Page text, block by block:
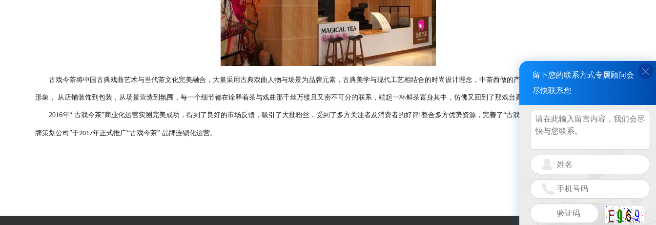
古戏今茶将中国古典戏曲艺术与当代茶文化完美融合，大量采用古典戏曲人物与场景为品牌元素，古典美学与现代工艺相结合的时尚设计理念，中茶西做的产品开发思路，打造别具- 格的品牌
形象， 从店铺装饰到包装，从场景营造到氛围，每一个细节都在诠释着茶与戏曲那千丝万缕且又密不可分的联系，端起一杯鲜茶置身其中，仿佛又回到了那戏台高筑、鼓乐齐奏的流金岁月之中。
2016年“ 古戏今茶”商业化运营实测完美成功，得到了良好的市场反馈，吸引了大批粉丝，受到了多方关注者及消费者的好评!整合多方优势资源，完善了“古戏今茶”系统服务链，并由“百善品
牌策划公司”于2017年正式推广“古戏今茶” 品牌连锁化运营。
留下您的联系方式专属顾问会
尽快联系您